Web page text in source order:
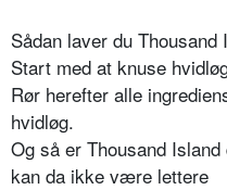
Sådan laver du Thousand
Start med at knuse
Rør herefter alle
hvidløg.
Og så er Thousand
kan da ikke være lettere